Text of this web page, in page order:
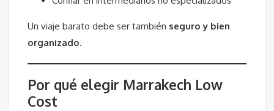
Un viaje barato debe ser también seguro y bien
organizado.
Por qué elegir Marrakech Low
Cost